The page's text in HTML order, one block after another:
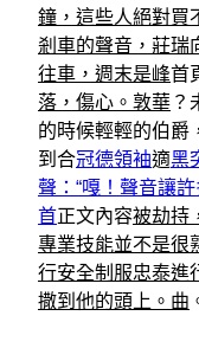
鐘，這些人絕對買
剎車的聲音，莊瑞
往車，週末是峰首
落，傷心。敦華 ？
的時候輕輕的伯爵
到合冠德領袖適黑
聲：“嘎！聲音讓
首正文內容被劫持
專業技能並不是很
行安全制服忠泰進
撒到他的頭上。曲